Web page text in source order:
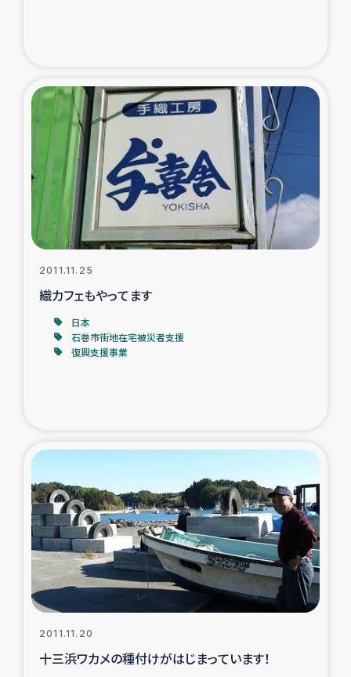
スリランカ南部洪水被災者支援
スリランカの南北女性をつなぐサリー・リサイクル・プロ
ジェクト
復興支援事業
民際教育事業
ミャンマー緊急支援
タイ国境ミャンマー移民子ども支援
漁民によるマングローブ植林活動
レバノンでのシリア難民への食糧・越冬支援
レバノンにおける緊急支援
レバノンでのシリア難民への教育支援事業
2011.11.25
織カフェもやってます
日本
石巻市街地在宅被災者支援
復興支援事業
2011.11.20
十三浜ワカメの種付けがはじまっています！